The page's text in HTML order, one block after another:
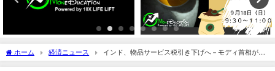
ホーム 経済ニュース
インド、物品サービス税引き下げへ－モディ首相が独
立記念日に表明